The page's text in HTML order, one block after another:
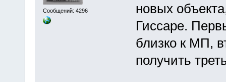
Сообщений: 4296
новых
Гиссаре.
близко к МП,
получить